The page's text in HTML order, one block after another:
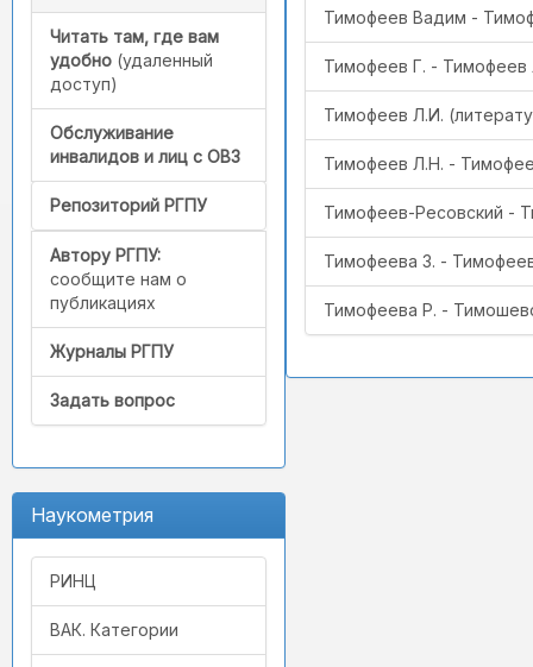
Читать там, где вам
удобно (удаленный
доступ)
Обслуживание
инвалидов и лиц с ОВЗ
Репозиторий РГПУ
Автору РГПУ:
сообщите нам о
публикациях
Журналы РГПУ
Задать вопрос
Наукометрия
РИНЦ
ВАК. Категории
Тимофеев Вадим -
Тимофеев Г. - Тимофеев
Тимофеев Л.И.
Тимофеев Л.Н. -
Тимофеев-Ресовский -
Тимофеева З. -
Тимофеева Р. -